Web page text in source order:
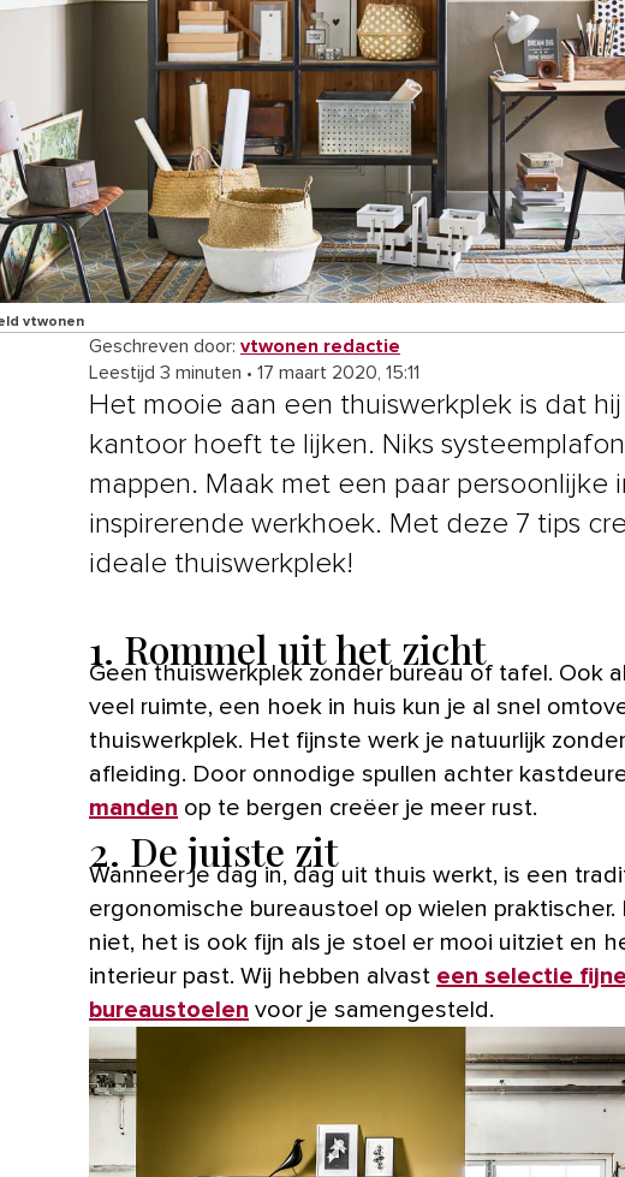
vtwonen
Geschreven door: vtwonen redactie
Leestijd 3 minuten • 17 maart 2020, 15:11
Het mooie aan een thuiswerkplek is dat
kantoor hoeft te lijken. Niks
mappen. Maak met een paar persoonlijke
inspirerende werkhoek. Met deze 7 tips
ideale thuiswerkplek!
1. Rommel uit het zicht
Geen thuiswerkplek zonder bureau of tafel. Ook al heb je niet
veel ruimte, een hoek in huis kun je al snel
thuiswerkplek. Het fijnste werk je natuurlijk
afleiding. Door onnodige spullen achter
manden op te bergen creëer je meer rust.
2. De juiste zit
Wanneer je dag in, dag uit thuis werkt, is een
ergonomische bureaustoel op wielen praktischer.
niet, het is ook fijn als je stoel er mooi uitziet en
interieur past. Wij hebben alvast een selectie
bureaustoelen voor je samengesteld.